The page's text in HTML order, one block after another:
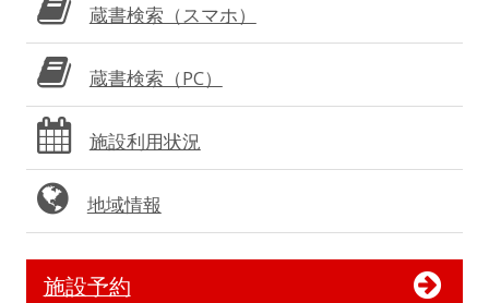
蔵書検索（スマホ）
蔵書検索（PC）
施設利用状況
地域情報
施設予約